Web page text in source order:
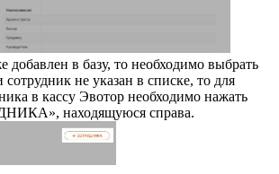
добавлен в базу, то необходимо выбрать
сотрудник не указан в списке, то для
в кассу Эвотор необходимо нажать
находящуюся справа.